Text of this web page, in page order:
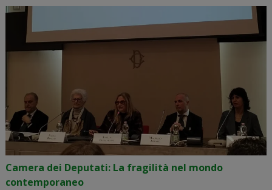
Camera dei Deputati: La fragilità nel mondo
contemporaneo